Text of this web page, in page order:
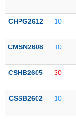
quan
dịch
chính
tích
thuật
CHPG2612 10
CMSN2608 10
CSHB2605 30
CSSB2602 10
SECTOR
NĂNG